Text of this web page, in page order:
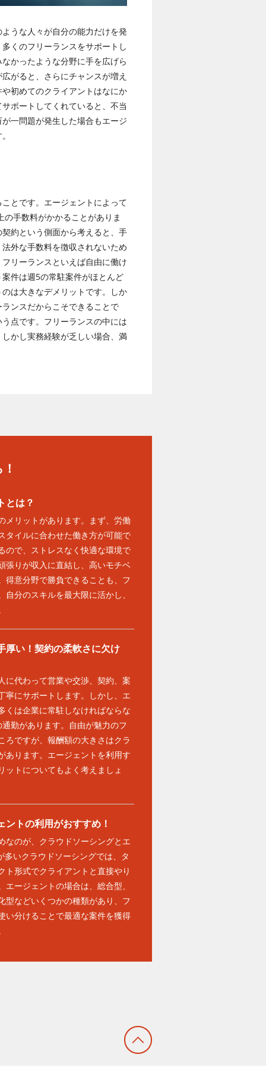
うな人々が自分の能力だけを発
くのフリーランスをサポートし
かったような分野に手を広げら
がると、さらにチャンスが増え
初めてのクライアントはなにか
ポートしてくれていると、不当
一問題が発生した場合もエージ
とです。エージェントによって
手数料がかかることがありま
約という側面から考えると、手
外な手数料を徴収されないため
リーランスといえば自由に働け
件は週5の常駐案件がほとんど
は大きなデメリットです。しか
ンスだからこそできることで
点です。フリーランスの中には
かし実務経験が乏しい場合、満
とは？
メリットがあります。まず、労働
タイルに合わせた働き方が可能で
ので、ストレスなく快適な環境で
張りが収入に直結し、高いモチベ
得意分野で勝負できることも、フ
分のスキルを最大限に活かし、
厚い！契約の柔軟さに欠け
に代わって営業や交渉、契約、案
寧にサポートします。しかし、エ
くは企業に常駐しなければならな
勤があります。自由が魅力のフ
ろですが、報酬額の大きさはクラ
あります。エージェントを利用す
ットについてもよく考えましょ
トの利用がおすすめ！
なのが、クラウドソーシングとエ
いクラウドソーシングでは、タ
ト形式でクライアントと直接やり
ージェントの場合は、総合型、
型などいくつかの種類があり、フ
い分けることで最適な案件を獲得